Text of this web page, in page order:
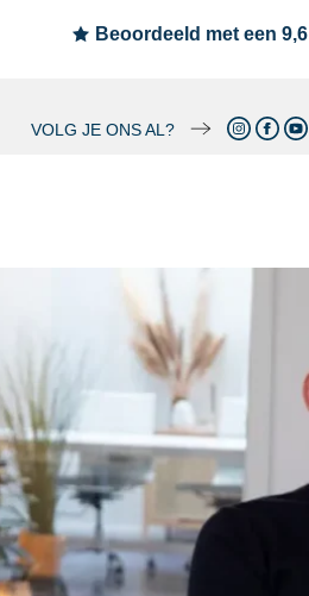
Beoordeeld met een 9,6
VOLG JE ONS AL?